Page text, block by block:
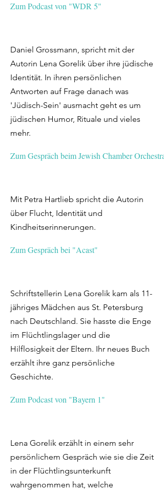
Zum Podcast von "WDR 5"
Daniel Grossmann, spricht mit der
Autorin Lena Gorelik über ihre jüdische
Identität. In ihren persönlichen
Antworten auf Frage danach was
'Jüdisch-Sein' ausmacht geht es um
jüdischen Humor, Rituale und vieles
mehr.
Zum Gespräch beim Jewish Chamber Orchestra
Mit Petra Hartlieb spricht die Autorin
über Flucht, Identität und
Kindheitserinnerungen.
Zum Gespräch bei "Acast"
Schriftstellerin Lena Gorelik kam als 11-
jähriges Mädchen aus St. Petersburg
nach Deutschland. Sie hasste die Enge
im Flüchtlingslager und die
Hilflosigkeit der Eltern. Ihr neues Buch
erzählt ihre ganz persönliche
Geschichte.
Zum Podcast von "Bayern 1"
Lena Gorelik erzählt in einem sehr
persönlichem Gespräch wie sie die Zeit
in der Flüchtlingsunterkunft
wahrgenommen hat, welche